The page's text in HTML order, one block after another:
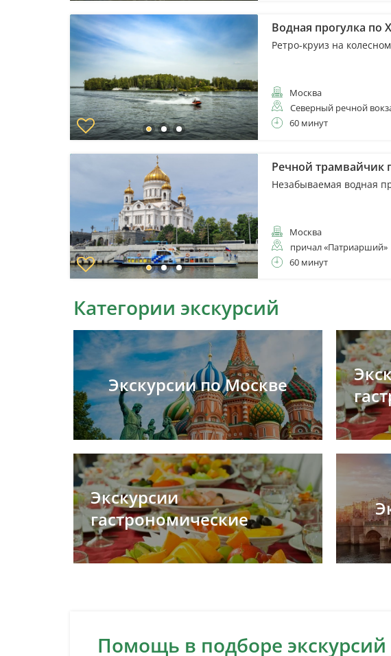
Водная прогулка
Ретро-круиз на
Москва
Северный речной
60 минут
Речной трамвайчик
Незабываемая водная
Москва
причал «Патриарший»
60 минут
Категории экскурсий
Экскурсии по Москве
Экскурсии
гастрономические
Помощь в подборе экскурсий